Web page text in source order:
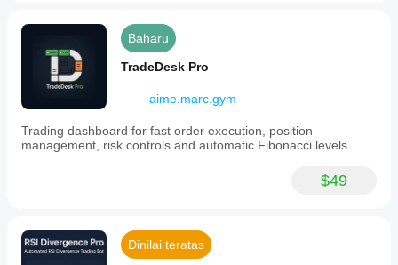
Baharu
TradeDesk Pro
aime.marc.gym
Trading dashboard for fast order execution, position
management, risk controls and automatic Fibonacci levels.
$49
Dinilai teratas